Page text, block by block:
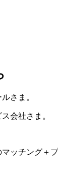
さま。
会社さま。
ッチング＋